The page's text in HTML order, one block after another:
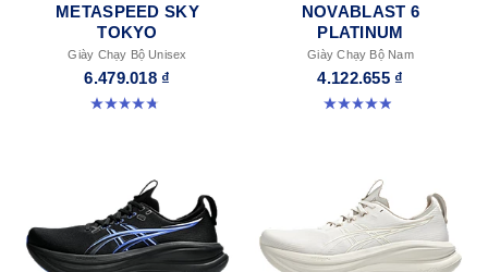
METASPEED SKY
TOKYO
Giày Chạy Bộ Unisex
6.479.018 ₫
4.8 trong số 5 sao. 347 đánh giá
NOVABLAST 6
PLATINUM
Giày Chạy Bộ Nam
4.122.655 ₫
4.9 trong số 5 sao. 8 đánh giá